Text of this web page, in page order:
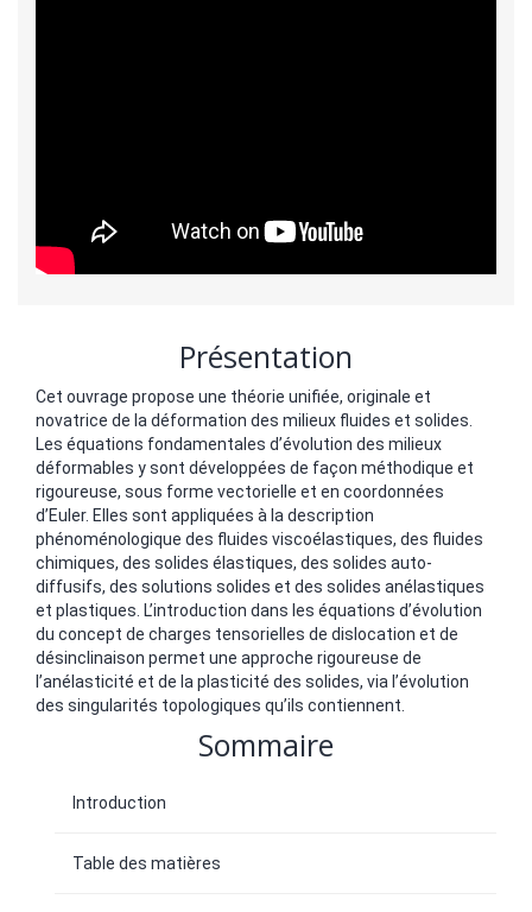
Présentation
Cet ouvrage propose une théorie unifiée, originale et
novatrice de la déformation des milieux fluides et solides.
Les équations fondamentales d’évolution des milieux
déformables y sont développées de façon méthodique et
rigoureuse, sous forme vectorielle et en coordonnées
d’Euler. Elles sont appliquées à la description
phénoménologique des fluides viscoélastiques, des fluides
chimiques, des solides élastiques, des solides auto-
diffusifs, des solutions solides et des solides anélastiques
et plastiques. L’introduction dans les équations d’évolution
du concept de charges tensorielles de dislocation et de
désinclinaison permet une approche rigoureuse de
l’anélasticité et de la plasticité des solides, via l’évolution
des singularités topologiques qu’ils contiennent.
Sommaire
Introduction
Table des matières